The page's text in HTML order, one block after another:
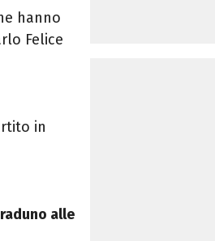
hanno
Felice
in
raduno alle